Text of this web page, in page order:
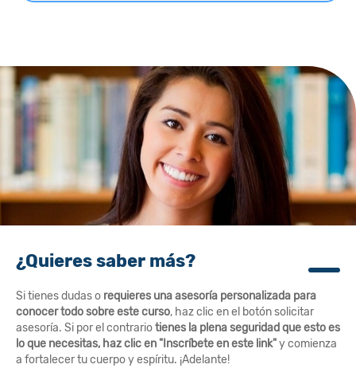
¿Quieres saber más?
Si tienes dudas o requieres una asesoría personalizada para
conocer todo sobre este curso, haz clic en el botón solicitar
asesoría. Si por el contrariotienes la plena seguridad que esto es
lo que necesitas, haz clic en "Inscríbete en este link"y comienza
a fortalecer tu cuerpo y espíritu. ¡Adelante!